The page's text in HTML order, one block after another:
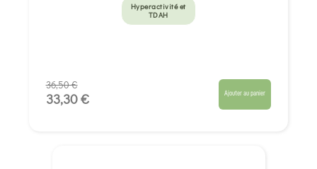
Hyperactivité et
TDAH
36,50 €
33,30 € Ajouter au panier